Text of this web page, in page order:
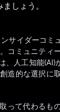
しょう。
ンサイダーコミ
コミュニティ
、人工知能(AI)
造的な選択に
って代わるも